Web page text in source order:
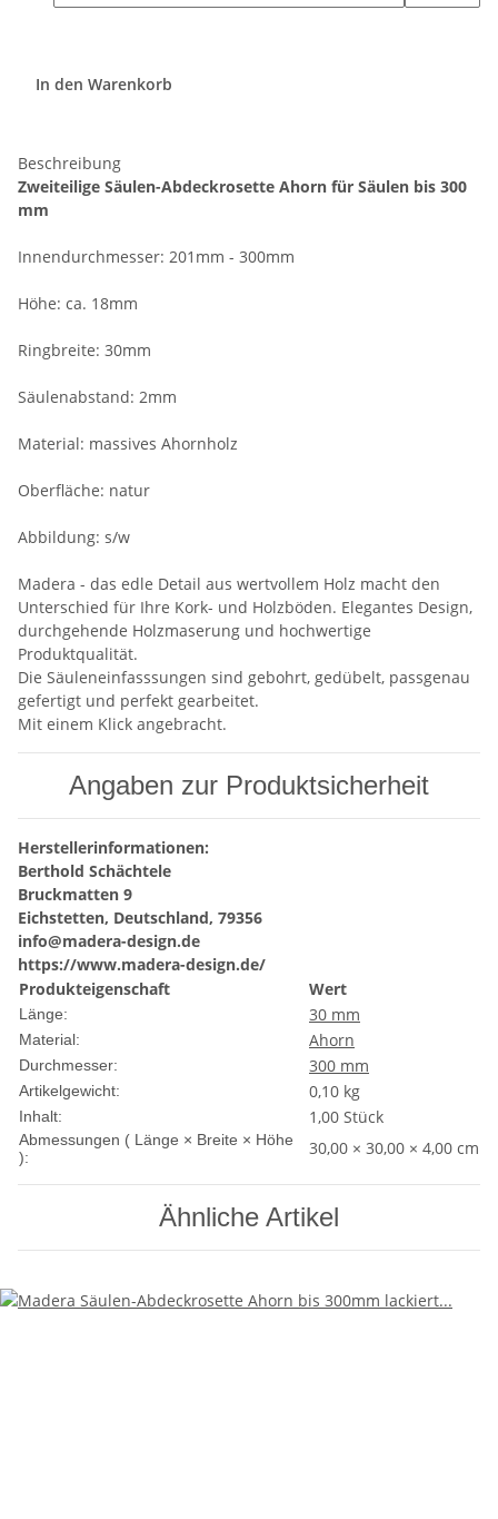
In den Warenkorb
Beschreibung
Zweiteilige Säulen-Abdeckrosette Ahorn für Säulen bis 300
mm
Innendurchmesser: 201mm - 300mm
Höhe: ca. 18mm
Ringbreite: 30mm
Säulenabstand: 2mm
Material: massives Ahornholz
Oberfläche: natur
Abbildung: s/w
Madera - das edle Detail aus wertvollem Holz macht den
Unterschied für Ihre Kork- und Holzböden. Elegantes Design,
durchgehende Holzmaserung und hochwertige
Produktqualität.
Die Säuleneinfasssungen sind gebohrt, gedübelt, passgenau
gefertigt und perfekt gearbeitet.
Mit einem Klick angebracht.
Angaben zur Produktsicherheit
Herstellerinformationen:
Berthold Schächtele
Bruckmatten 9
Eichstetten, Deutschland, 79356
info@madera-design.de
https://www.madera-design.de/
Produkteigenschaft
Wert
Länge: 30 mm
Material: Ahorn
Durchmesser: 300 mm
Artikelgewicht: 0,10 kg
Inhalt: 1,00 Stück
Abmessungen ( Länge × Breite × Höhe
):
30,00 × 30,00 × 4,00 cm
Ähnliche Artikel